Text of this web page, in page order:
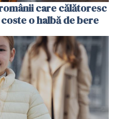
care călătoresc
o halbă de bere